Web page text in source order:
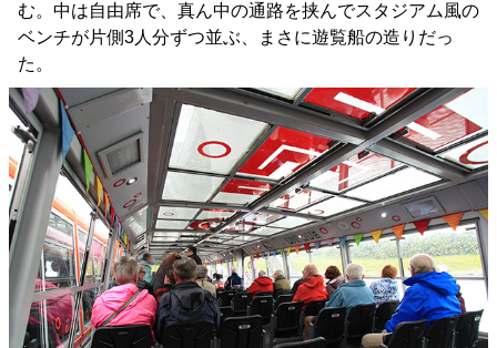
む。中は自由席で、真ん中の通路を挟んでスタジアム風の
ベンチが片側3人分ずつ並ぶ、まさに遊覧船の造りだっ
た。